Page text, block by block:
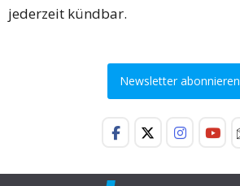
jederzeit kündbar.
Newsletter abonnieren